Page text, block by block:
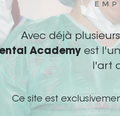
Avec déjà
Academyest l'un
l'art
Ce site est
Se souvenir de moi ?
de passe BDA oublié ?